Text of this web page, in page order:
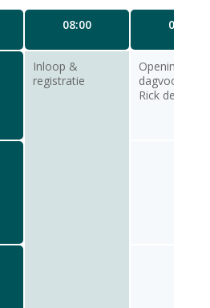
08:00 09.15
Inloop &
registratie
Opening door
dagvoorzitter
Rick de Jong